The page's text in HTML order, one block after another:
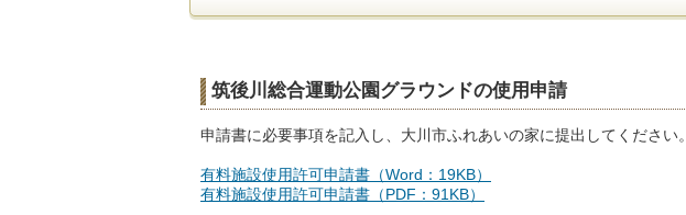
筑後川総合運動公園グラウンドの使用申請
申請書に必要事項を記入し、大川市ふれあいの家に提出してください。
有料施設使用許可申請書（Word：19KB）
有料施設使用許可申請書（PDF：91KB）